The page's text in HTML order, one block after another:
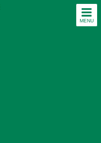
MENU